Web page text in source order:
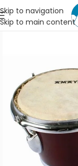
Skip to navigation
Skip to main content